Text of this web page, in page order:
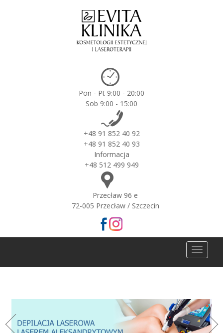
Pon - Pt 9:00 - 20:00
Sob 9:00 - 15:00
+48 91 852 40 92
+48 91 852 40 93
Informacja
+48 512 499 949
Przecław 96 e
72-005 Przecław / Szczecin
Zwiń
menu